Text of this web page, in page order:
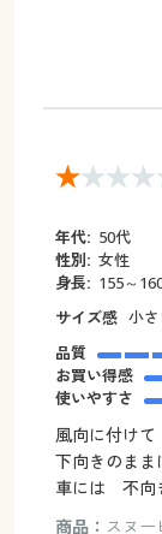
年代: 50代
性別: 女性
身長: 155～
サイズ感 小
品質
お買い得感
使いやすさ
風向に付け
下向きのま
車には 不向
商品： スヌ